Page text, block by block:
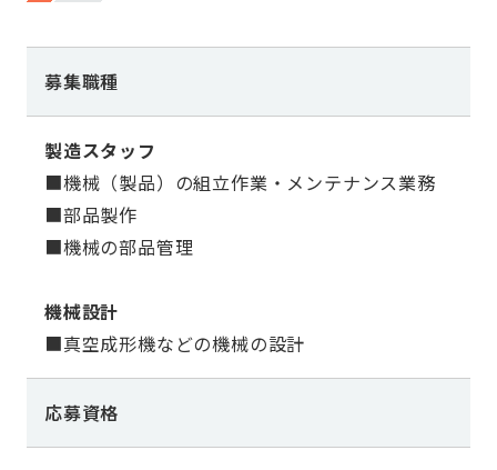
募集職種
製造スタッフ
■機械（製品）の組立作業・メンテナンス業務
■部品製作
■機械の部品管理
機械設計
■真空成形機などの機械の設計
応募資格